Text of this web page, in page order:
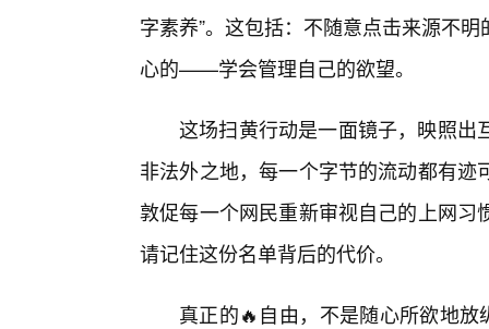
字素养”。这包括：不随意点击来源不
心的——学会管理自己的欲望。
这场扫黄行动是一面镜子，映照出
非法外之地，每一个字节的流动都有
敦促每一个网民重新审视自己的上网
请记住这份名单背后的代价。
真正的🔥自由，不是随心所欲地放